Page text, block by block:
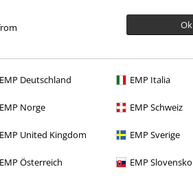
Ok
EMP Deutschland EMP Italia
EMP Norge EMP Schweiz
EMP United Kingdom EMP Sverige
EMP Österreich EMP Slovensko